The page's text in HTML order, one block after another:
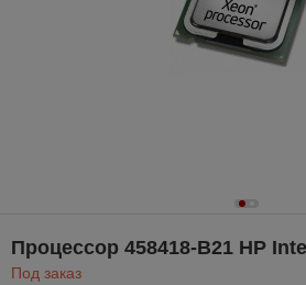
Процессор 458418-B21 HP
Под заказ